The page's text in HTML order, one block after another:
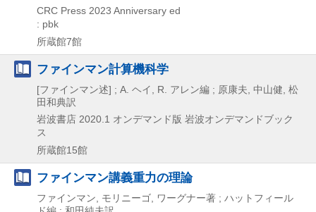
CRC Press 2023 Anniversary ed
: pbk
所蔵館7館
ファインマン計算機科学
[ファインマン述] ; A. ヘイ, R. アレン編 ; 原康夫, 中山健, 松
田和典訳
岩波書店 2020.1 オンデマンド版 岩波オンデマンドブック
ス
所蔵館15館
ファインマン講義重力の理論
ファインマン, モリニーゴ, ワーグナー著 ; ハットフィール